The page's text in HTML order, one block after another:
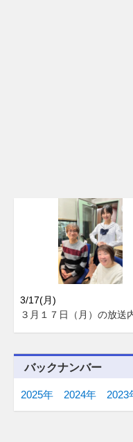
3/17(月)
３月１７日（月）の放送
バックナンバー
2025年 2024年 2023